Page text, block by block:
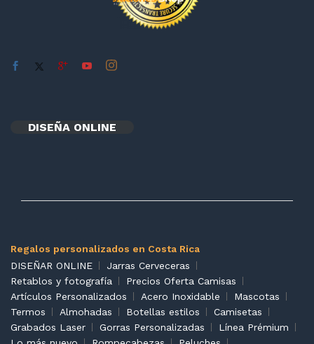
DISEÑA ONLINE
Regalos personalizados en Costa Rica
DISEÑAR ONLINE
Jarras Cerveceras
Retablos y fotografía
Precios Oferta Camisas
Artículos Personalizados
Acero Inoxidable
Mascotas
Termos
Almohadas Botellas estilos
Camisetas
Grabados Laser
Gorras Personalizadas
Línea Prémium